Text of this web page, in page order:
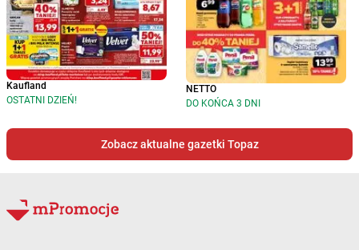
Kaufland
OSTATNI DZIEŃ!
NETTO
DO KOŃCA 3 DNI
Zobacz aktualne gazetki Topaz